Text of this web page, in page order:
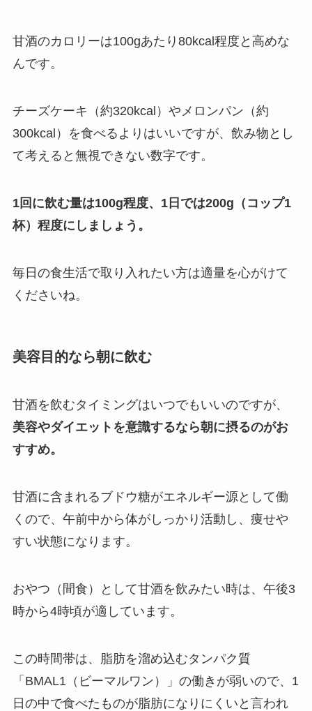
甘酒のカロリーは100gあたり80kcal程度と高めな
んです。
チーズケーキ（約320kcal）やメロンパン（約
300kcal）を食べるよりはいいですが、飲み物とし
て考えると無視できない数字です。
1回に飲む量は100g程度、1日では200g（コップ1
杯）程度にしましょう。
毎日の食生活で取り入れたい方は適量を心がけて
くださいね。
美容目的なら朝に飲む
甘酒を飲むタイミングはいつでもいいのですが、
美容やダイエットを意識するなら朝に摂るのがお
すすめ。
甘酒に含まれるブドウ糖がエネルギー源として働
くので、午前中から体がしっかり活動し、痩せや
すい状態になります。
おやつ（間食）として甘酒を飲みたい時は、午後3
時から4時頃が適しています。
この時間帯は、脂肪を溜め込むタンパク質
「BMAL1（ビーマルワン）」の働きが弱いので、1
日の中で食べたものが脂肪になりにくいと言われ